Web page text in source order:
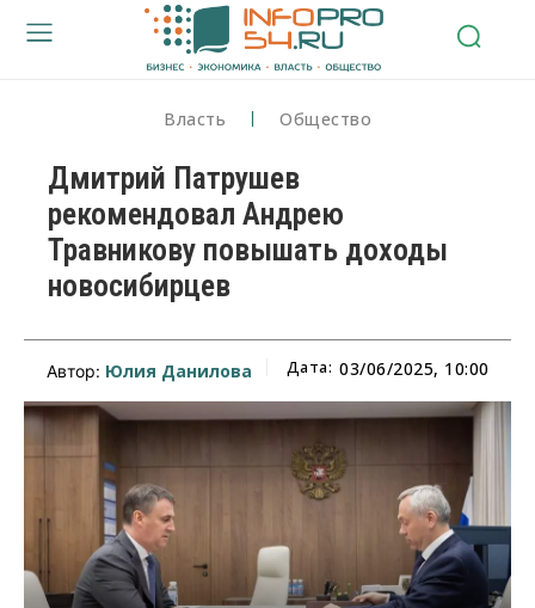
Власть Общество
Дмитрий Патрушев
рекомендовал Андрею
Травникову повышать доходы
новосибирцев
Автор: Юлия Данилова Дата: 03/06/2025, 10:00